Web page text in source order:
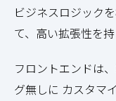
ビジネスロジック
て、高い拡張性を持
フロントエンドは
グ無しに カスタマ